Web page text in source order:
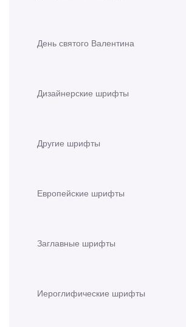
День святого Валентина
Дизайнерские шрифты
Другие шрифты
Европейские шрифты
Заглавные шрифты
Иероглифические шрифты